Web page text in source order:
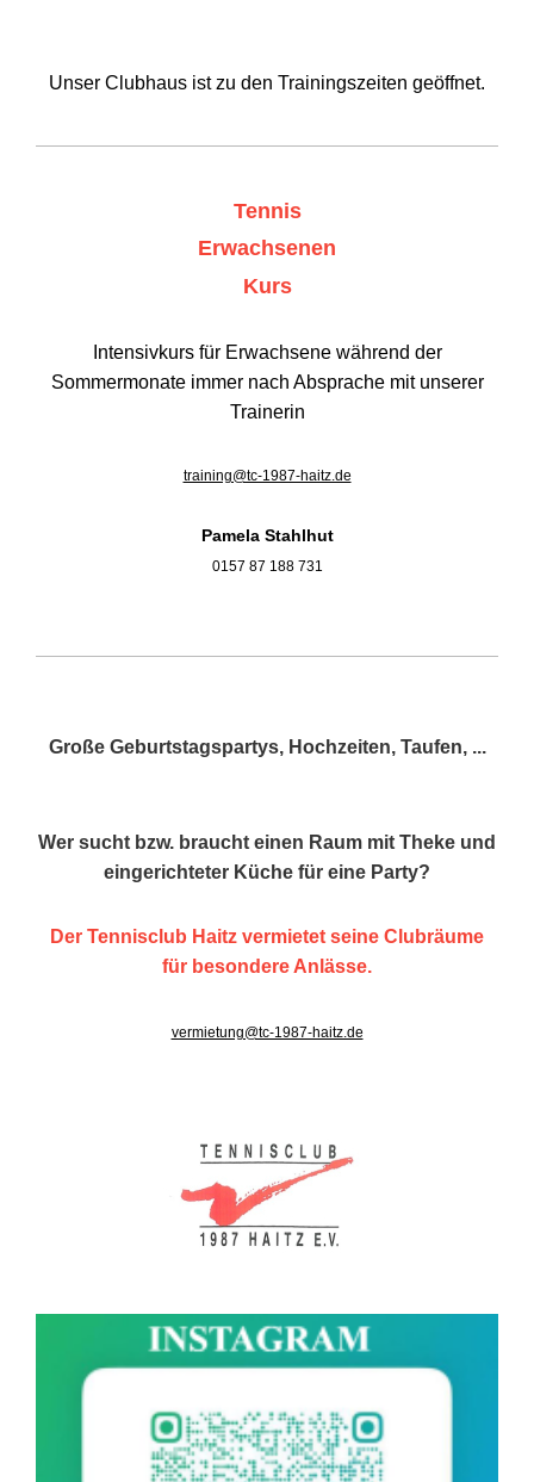
Unser Clubhaus ist zu den Trainingszeiten geöffnet.
Tennis
Erwachsenen
Kurs
Intensivkurs für Erwachsene während der
Sommermonate immer nach Absprache mit unserer
Trainerin
training@tc-1987-haitz.de
Pamela Stahlhut
0157 87 188 731
Große Geburtstagspartys, Hochzeiten, Taufen, ...
Wer sucht bzw. braucht einen Raum mit Theke und
eingerichteter Küche für eine Party?
Der Tennisclub Haitz vermietet seine Clubräume
für besondere Anlässe.
vermietung@tc-1987-haitz.de